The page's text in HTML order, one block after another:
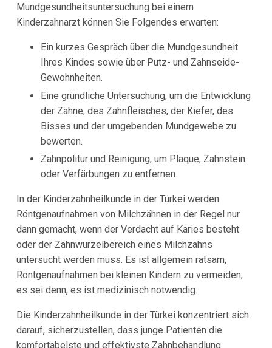
Mundgesundheitsuntersuchung bei einem
Kinderzahnarzt können Sie Folgendes erwarten:
Ein kurzes Gespräch über die Mundgesundheit
Ihres Kindes sowie über Putz- und Zahnseide-
Gewohnheiten.
Eine gründliche Untersuchung, um die Entwicklung
der Zähne, des Zahnfleisches, der Kiefer, des
Bisses und der umgebenden Mundgewebe zu
bewerten.
Zahnpolitur und Reinigung, um Plaque, Zahnstein
oder Verfärbungen zu entfernen.
In der Kinderzahnheilkunde in der Türkei werden
Röntgenaufnahmen von Milchzähnen in der Regel nur
dann gemacht, wenn der Verdacht auf Karies besteht
oder der Zahnwurzelbereich eines Milchzahns
untersucht werden muss. Es ist allgemein ratsam,
Röntgenaufnahmen bei kleinen Kindern zu vermeiden,
es sei denn, es ist medizinisch notwendig.
Die Kinderzahnheilkunde in der Türkei konzentriert sich
darauf, sicherzustellen, dass junge Patienten die
komfortabelste und effektivste Zahnbehandlung